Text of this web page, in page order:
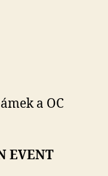
a OC
EVENT